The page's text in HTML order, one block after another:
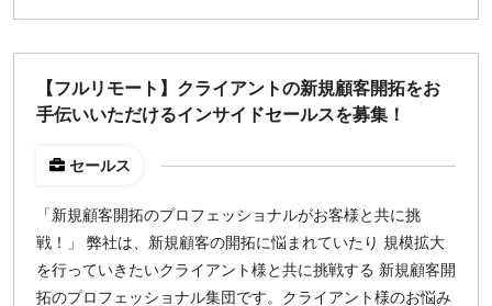
【フルリモート】クライアントの新規顧客開拓をお
手伝いいただけるインサイドセールスを募集！
セールス
「新規顧客開拓のプロフェッショナルがお客様と共に挑
戦！」 弊社は、新規顧客の開拓に悩まれていたり 規模拡大
を行っていきたいクライアント様と共に挑戦する 新規顧客開
拓のプロフェッショナル集団です。 ​ クライアント様のお悩み